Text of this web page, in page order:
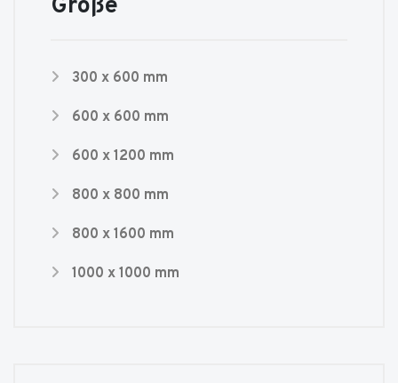
Größe
300 x 600 mm
600 x 600 mm
600 x 1200 mm
800 x 800 mm
800 x 1600 mm
1000 x 1000 mm